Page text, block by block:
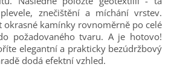
znečištění a míchání vrstev.
okrasné kamínky rovnoměrně po celé
požadovaného tvaru. A je hotovo!
elegantní a prakticky bezúdržbový
dodá efektní vzhled.